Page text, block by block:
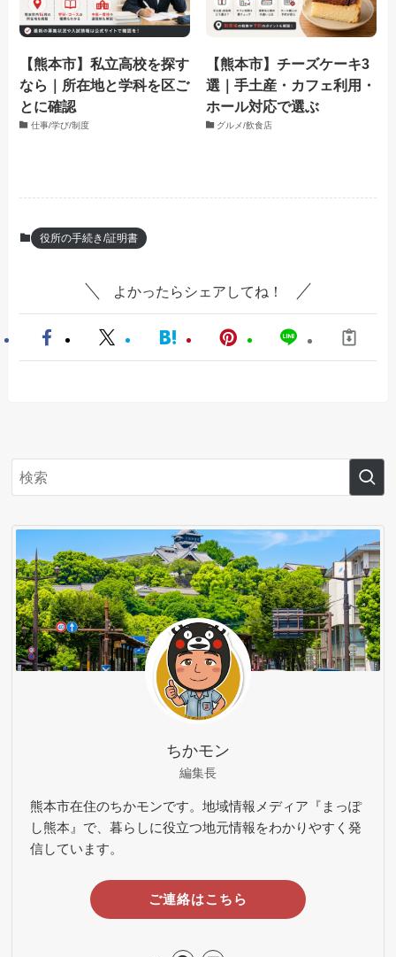
【熊本市】私立高校を探す
なら｜所在地と学科を区ご
とに確認
仕事/学び/制度
【熊本市】チーズケーキ3
選｜手土産・カフェ利用・
ホール対応で選ぶ
グルメ/飲食店
役所の手続き/証明書
よかったらシェアしてね！
ちかモン
編集長
熊本市在住のちかモンです。地域情報メディア『まっぽ
し熊本』で、暮らしに役立つ地元情報をわかりやすく発
信しています。
ご連絡はこちら